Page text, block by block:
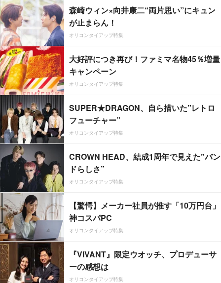
森崎ウィン×向井康二“両片思い”にキュン
が止まらん！
オリコンタイアップ特集
大好評につき再び！ファミマ名物45％増量
キャンペーン
オリコンタイアップ特集
SUPER★DRAGON、自ら描いた”レトロ
フューチャー”
オリコンタイアップ特集
CROWN HEAD、結成1周年で見えた”バン
ドらしさ”
オリコンタイアップ特集
【驚愕】メーカー社員が推す「10万円台」
神コスパPC
オリコンタイアップ特集
『VIVANT』限定ウオッチ、プロデューサ
ーの感想は
オリコンタイアップ特集